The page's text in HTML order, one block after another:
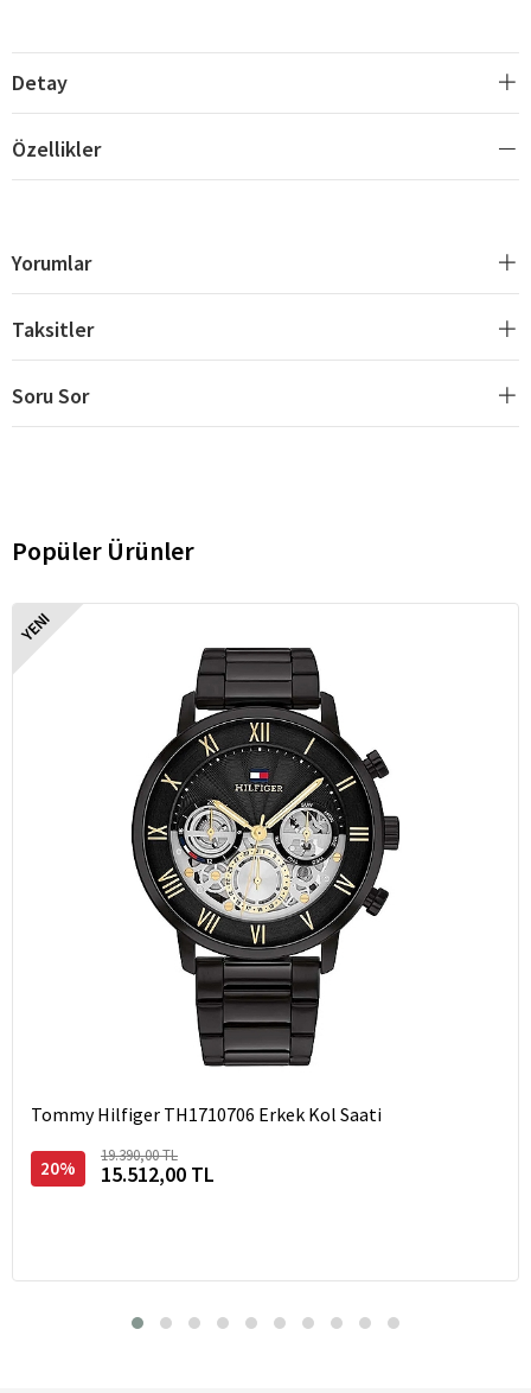
Detay
Özellikler
Yorumlar
Taksitler
Soru Sor
Popüler Ürünler
YENI
Tommy Hilfiger TH1710706 Erkek Kol Saati
20%
19.390,00 TL
15.512,00 TL